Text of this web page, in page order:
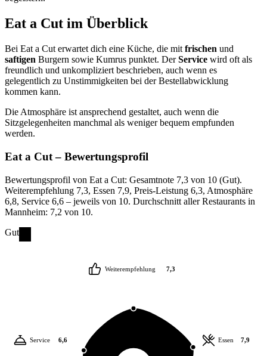
Eat a Cut im Überblick
Bei Eat a Cut erwartet dich eine Küche, die mit frischen und
saftigen Burgern sowie Kumrus punktet. DerService wird oft als
freundlich und unkompliziert beschrieben, auch wenn es
gelegentlich zu Unstimmigkeiten bei der Bestellabwicklung
kommen kann.
Die Atmosphäre ist ansprechend gestaltet, auch wenn die
Sitzgelegenheiten manchmal als weniger bequem empfunden
werden.
Eat a Cut– Bewertungsprofil
Bewertungsprofil von Eat a Cut: Gesamtnote 7,3 von 10 (Gut).
Weiterempfehlung 7,3, Essen 7,9, Preis-Leistung 6,3, Atmosphäre
6,8, Service 6,6 – jeweils von 10. Durchschnitt aller Restaurants in
Mannheim: 7,2 von 10.
Gut
Weiterempfehlung 7,3
Essen 7,9
Service 6,6